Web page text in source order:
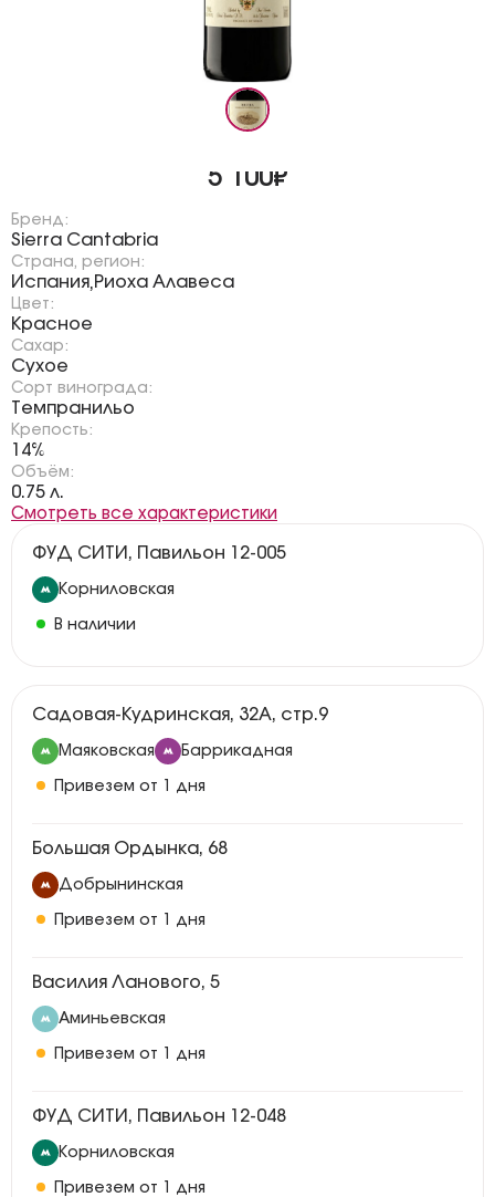
5 100₽
Бренд:
Sierra Cantabria
Страна, регион:
Испания,Риоха Алавеса
Цвет:
Красное
Сахар:
Сухое
Сорт винограда:
Темпранильо
Крепость:
14%
Объём:
0.75 л.
Смотреть все характеристики
ФУД СИТИ, Павильон 12-005
Корниловская
В наличии
Садовая-Кудринская, 32А, стр.9
Маяковская Баррикадная
Привезем от 1 дня
Большая Ордынка, 68
Добрынинская
Привезем от 1 дня
Василия Ланового, 5
Аминьевская
Привезем от 1 дня
ФУД СИТИ, Павильон 12-048
Корниловская
Привезем от 1 дня